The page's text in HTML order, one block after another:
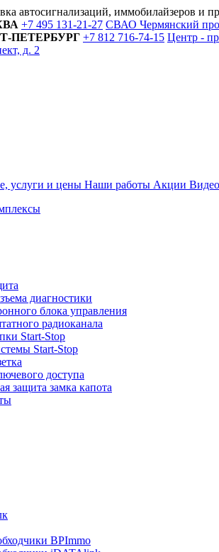
автосигнализаций, иммобилайзеров и
+7 495 131-21-27 СВАО Чермянский
ПЕТЕРБУРГ +7 812 716-74-15 Центр -
д. 2
услуги и цены Наши работы Акции
диагностики
блока управления
радиоканала
Start-Stop
Start-Stop
доступа
защита замка капота
BPImmo